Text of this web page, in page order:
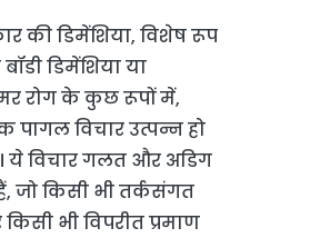
की डिमेंशिया, विशेष रूप
डिमेंशिया या
रोग के कुछ रूपों में,
पागल विचार उत्पन्न हो
ये विचार गलत और अडिग
जो किसी भी तर्कसंगत
भी विपरीत प्रमाण